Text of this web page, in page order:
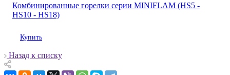
Комбинированные горелки серии MINIFLAM (HS5 -
HS10 - HS18)
Купить
Назад к списку